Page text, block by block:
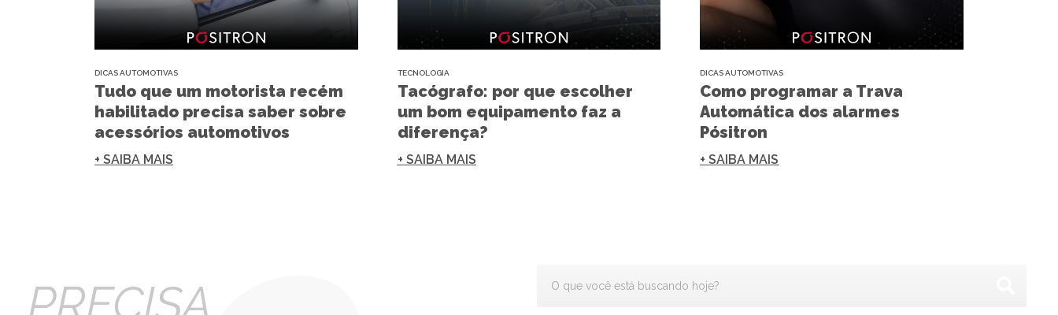
DICAS AUTOMOTIVAS
Tudo que um motorista recém
habilitado precisa saber sobre
acessórios automotivos
+ SAIBA MAIS
TECNOLOGIA
Tacógrafo: por que escolher
um bom equipamento faz a
diferença?
+ SAIBA MAIS
DICAS AUTOMOTIVAS
Como programar a Trava
Automática dos alarmes
Pósitron
+ SAIBA MAIS